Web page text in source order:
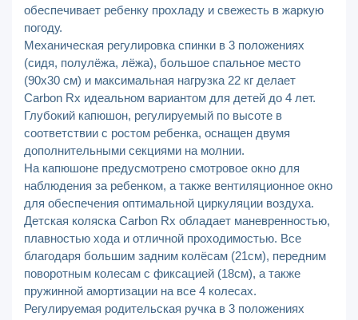
обеспечивает ребенку прохладу и свежесть в жаркую
погоду.
Механическая регулировка спинки в 3 положениях
(сидя, полулёжа, лёжа), большое спальное место
(90x30 см) и максимальная нагрузка 22 кг делает
Carbon Rx идеальном вариантом для детей до 4 лет.
Глубокий капюшон, регулируемый по высоте в
соответствии с ростом ребенка, оснащен двумя
дополнительными секциями на молнии.
На капюшоне предусмотрено смотровое окно для
наблюдения за ребенком, а также вентиляционное окно
для обеспечения оптимальной циркуляции воздуха.
Детская коляска Carbon Rx обладает маневренностью,
плавностью хода и отличной проходимостью. Все
благодаря большим задним колёсам (21см), передним
поворотным колесам с фиксацией (18см), а также
пружинной амортизации на все 4 колесах.
Регулируемая родительская ручка в 3 положениях